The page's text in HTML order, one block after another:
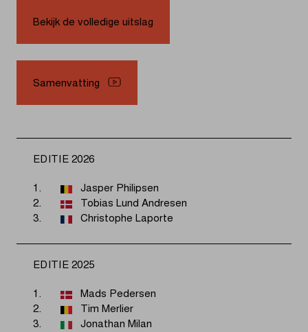
Bekijk de volledige uitslag
Samenvatting
EDITIE 2026
1.
Jasper Philipsen
2.
Tobias Lund Andresen
3.
Christophe Laporte
EDITIE 2025
1.
Mads Pedersen
2.
Tim Merlier
3.
Jonathan Milan